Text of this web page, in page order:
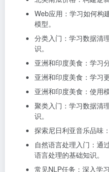
Web应用：学习如何构
模型。
分类入门：学习数据清
识。
亚洲和印度美食：学习
亚洲和印度美食：学习
亚洲和印度美食：使用
聚类入门：学习数据清
识。
探索尼日利亚音乐品味
自然语言处理入门：通
语言处理的基础知识。
常见NLP任务：深入学